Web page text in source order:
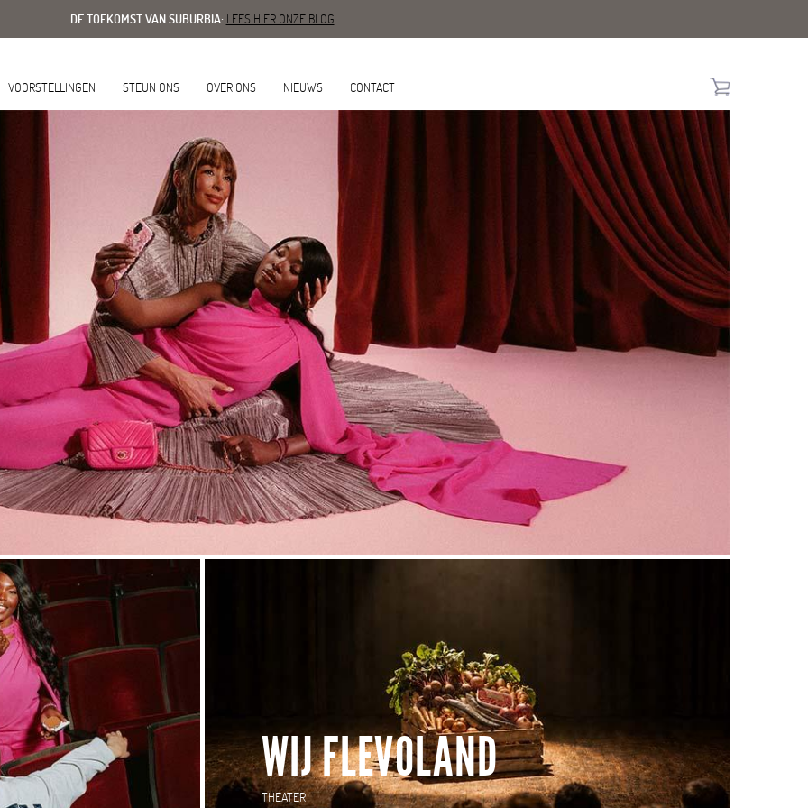
DE TOEKOMST VAN SUBURBIA: LEES HIER ONZE BLOG
VOORSTELLINGEN STEUN ONS OVER ONS NIEUWS CONTACT
WIJ FLEVOLAND
THEATER